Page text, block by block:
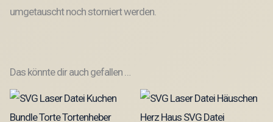
umgetauscht noch storniert werden.
Das könnte dir auch gefallen …